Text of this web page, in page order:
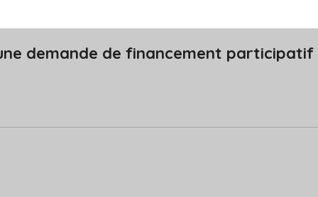
demande de financement participatif